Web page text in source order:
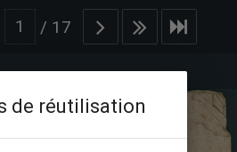
/ 17
de réutilisation